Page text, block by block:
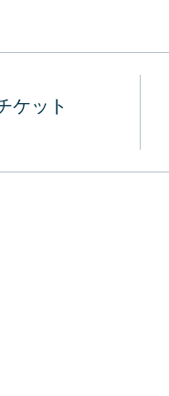
ケット